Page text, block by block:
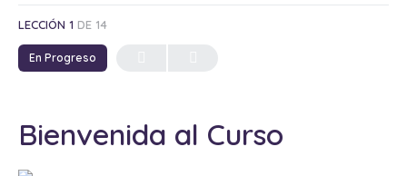
LECCIÓN 1 DE 14
En Progreso
Bienvenida al Curso